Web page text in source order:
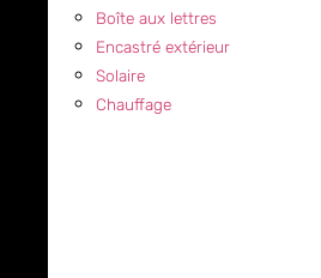
Boîte aux lettres
Encastré extérieur
Solaire
Chauffage